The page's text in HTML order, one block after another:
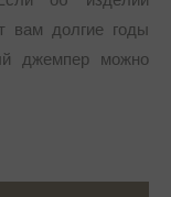
вам долгие годы
джемпер можно